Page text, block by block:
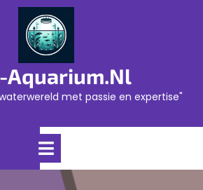
Aquarium.nl
met passie en expertise"
Open